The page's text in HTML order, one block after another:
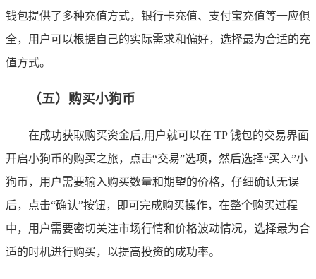
钱包提供了多种充值方式，银行卡充值、支付宝充值等一应俱
全，用户可以根据自己的实际需求和偏好，选择最为合适的充
值方式。
（五）购买小狗币
在成功获取购买资金后,用户就可以在 TP 钱包的交易界面
开启小狗币的购买之旅，点击“交易”选项，然后选择“买入”小
狗币，用户需要输入购买数量和期望的价格，仔细确认无误
后，点击“确认”按钮，即可完成购买操作，在整个购买过程
中，用户需要密切关注市场行情和价格波动情况，选择最为合
适的时机进行购买，以提高投资的成功率。